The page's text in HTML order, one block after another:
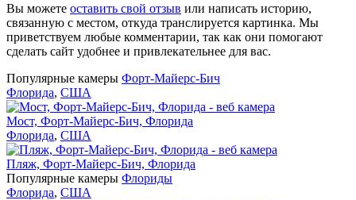
Вы можете оставить свой отзыв или написать историю,
связанную с местом, откуда транслируется картинка. Мы
приветствуем любые комментарии, так как они помогают
сделать сайт удобнее и привлекательнее для вас.
Популярные камеры Форт-Майерс-Бич
Флорида, США
Мост, Форт-Майерс-Бич, Флорида
Флорида, США
Пляж, Форт-Майерс-Бич, Флорида
Популярные камеры Флориды
Флорида, США